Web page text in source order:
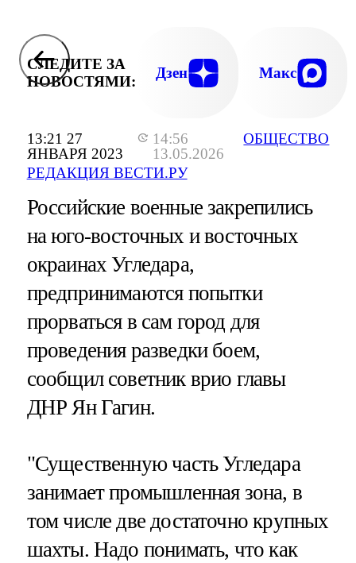
13:21 27
ЯНВАРЯ 2023
14:56
13.05.2026
РЕДАКЦИЯ ВЕСТИ.РУ
ОБЩЕСТВО
СЛЕДИТЕ ЗА
НОВОСТЯМИ:
Дзен Макс
Российские военные закрепились
на юго-восточных и восточных
окраинах Угледара,
предпринимаются попытки
прорваться в сам город для
проведения разведки боем,
сообщил советник врио главы
ДНР Ян Гагин.
"Существенную часть Угледара
занимает промышленная зона, в
том числе две достаточно крупных
шахты. Надо понимать, что как